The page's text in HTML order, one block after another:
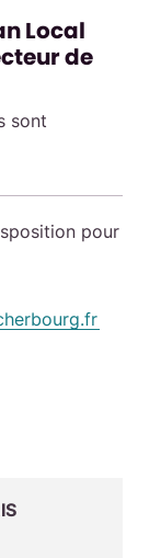
Local
de
sont
pour